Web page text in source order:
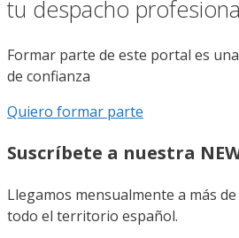
tu despacho
Formar parte de este portal es
de confianza
Quiero formar parte
Suscríbete a nuestra
Llegamos mensualmente a más
todo el territorio español.